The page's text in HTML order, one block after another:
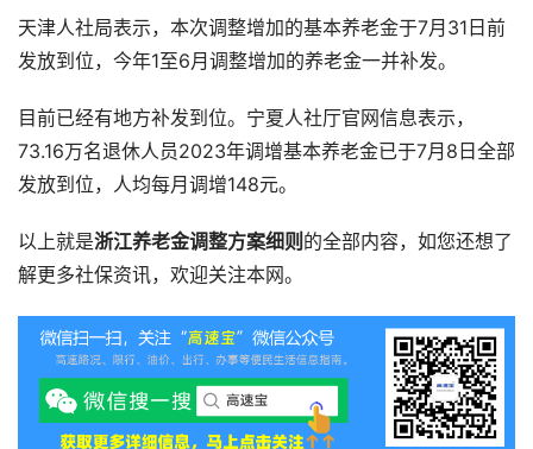
天津人社局表示，本次调整增加的基本养老金于7月31日前
发放到位，今年1至6月调整增加的养老金一并补发。
目前已经有地方补发到位。宁夏人社厅官网信息表示，
73.16万名退休人员2023年调增基本养老金已于7月8日全部
发放到位，人均每月调增148元。
以上就是浙江养老金调整方案细则 的全部内容，如您还想了
解更多社保资讯，欢迎关注本网。